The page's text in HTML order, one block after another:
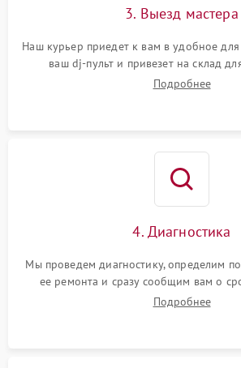
3. Выезд мастера
Наш курьер приедет к вам в удобное для
ваш dj-пульт и привезет на склад
Подробнее
4. Диагностика
Мы проведем диагностику, определим
ее ремонта и сразу сообщим вам о
Подробнее